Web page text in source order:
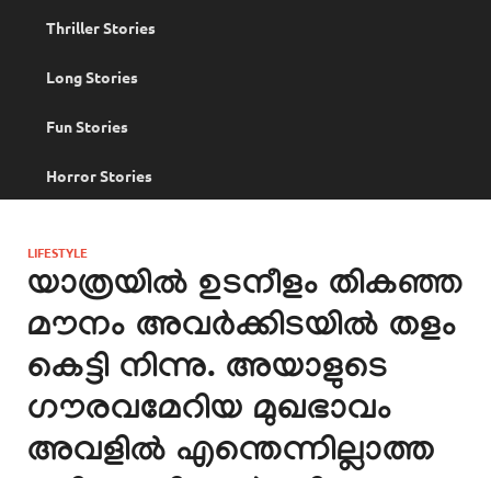
Thriller Stories
Long Stories
Fun Stories
Horror Stories
LIFESTYLE
യാത്രയിൽ ഉടനീളം തികഞ്ഞ
മൗനം അവർക്കിടയിൽ തളം
കെട്ടി നിന്നു. അയാളുടെ
ഗൗരവമേറിയ മുഖഭാവം
അവളിൽ എന്തെന്നില്ലാത്ത